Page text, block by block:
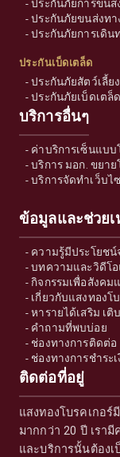
-ประกันภัยการขนส่
-ประกันภัยขนส่งทา
-ประกันภัยการเดิน
ประกันเบ็ดเตล็ด
-ประกันภัยสัตว์เลี้ยง
-ประกันภัยเบ็ดเตล็ด
บริการอื่นๆ
- ค่าบริการเซ็นแบบ
-บริการ มอก. ขยาย
-บริการจัดทำเว็บไ
ข้อมูลและช่วยเ
- ความรู้มีประโยชน์
-บทความและวิดีโ
-กิจกรรมเพื่อสังคม
- เกี่ยวกับแสงทองโ
-หารายได้เสริม เ
- คำถามที่พบบ่อย
- ช่องทางการติดต่อ
- ช่องทางการชำระ
ติดต่อที่อยู่
แสงทองโบรคเกอ
มากกว่า 20 ปี เรา
และบริการนั้นต้อง